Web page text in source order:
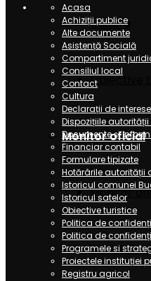
Cultura
Obiective
Monitor oficial
Monitor
Statutul
Acasa
Achiziții publice
Alte documente
Asistență Socială
Compartiment
Consiliul local
Contact
Cultura
Declarații de
Dispozițiile
Documente și
Financiar contabil
Formulare tipizate
Hotărârile autorității
Istoricul comunei
Istoricul satelor
Obiective turistice
Politica de
Politica de
Programele si
Proiectele instituției
Registru agricol